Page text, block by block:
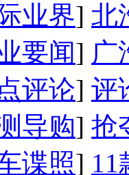
业界] 北
要闻] 广
评论] 评
导购] 抢
谍照] 11